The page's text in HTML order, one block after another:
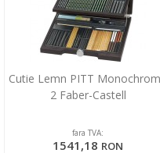
Cutie Lemn PITT
2 Faber-Castell
fara TVA:
1541,18 RON